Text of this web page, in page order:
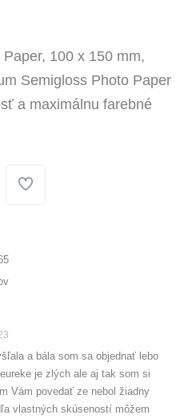
100 x 150 mm,
Semigloss Photo Paper
a maximálnu farebné
a bála som sa objednať lebo
je zlých ale aj tak som si
Vám povedať ze nebol žiadny
vlastných skúseností môžem